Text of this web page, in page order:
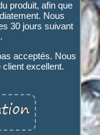
produit, afin que
Nous
30 jours suivant
acceptés. Nous
client excellent.